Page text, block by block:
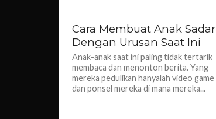
Cara Membuat Anak Sadar
Dengan Urusan Saat Ini
Anak-anak saat ini paling tidak tertarik
membaca dan menonton berita. Yang
mereka pedulikan hanyalah video game
dan ponsel mereka di mana mereka...